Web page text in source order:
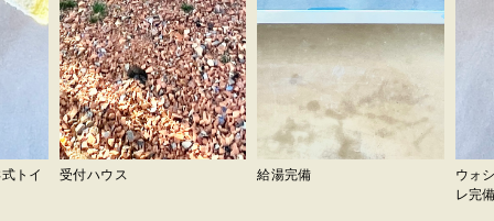
トイ 受付ハウス 給湯完備
ウォ
レ完